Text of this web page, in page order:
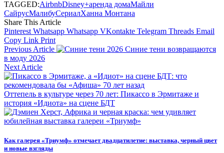
TAGGED:AirbnbDisney+аренда домаМайли
СайрусМалибуСериалХанна Монтана
Share This Article
Pinterest Whatsapp Whatsapp VKontakte Telegram Threads Email
Copy Link Print
Previous Article
Синие тени возвращаются
в моду 2026
Next Article
Оттепель в культуре через 70 лет: Пикассо в Эрмитаже и
история «Идиота» на сцене БДТ
Как галерея «Триумф» отмечает двадцатилетие: выставка, черный цвет
и новые взгляды